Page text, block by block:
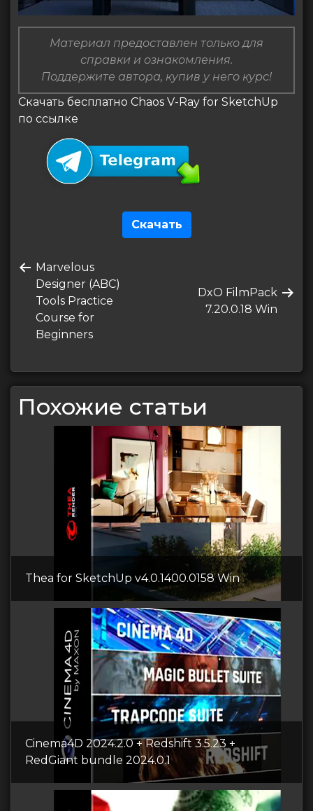
Материал предоставлен только для
справки и ознакомления.
Поддержите автора, купив у него курс!
Скачать бесплатно Chaos V-Ray for SketchUp
по ссылке
Скачать
по
записям
Предыдущая
запись
Marvelous
Designer (ABC)
Tools Practice
Course for
Beginners
Следующая
запись
DxO FilmPack
7.20.0.18 Win
Похожие статьи
Thea for SketchUp v4.0.1400.0158 Win
Cinema4D 2024.2.0 + Redshift 3.5.23 +
RedGiant bundle 2024.0.1